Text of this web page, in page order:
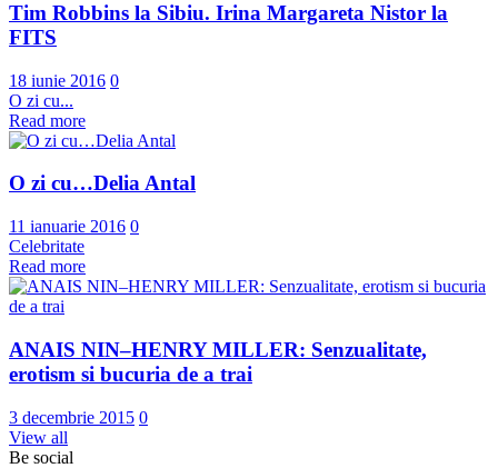
Tim Robbins la Sibiu. Irina Margareta Nistor la
FITS
18 iunie 2016 0
O zi cu...
Read more
O zi cu…Delia Antal
11 ianuarie 2016 0
Celebritate
Read more
ANAIS NIN–HENRY MILLER: Senzualitate,
erotism si bucuria de a trai
3 decembrie 2015 0
View all
Be social